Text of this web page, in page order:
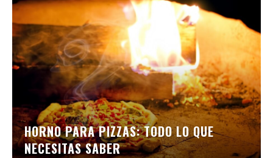
HORNO PARA PIZZAS: TODO LO QUE
NECESITAS SABER